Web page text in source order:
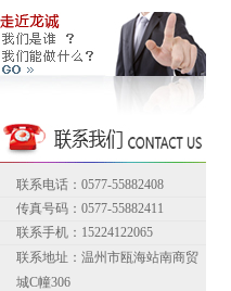
联系电话：0577-55882408
传真号码：0577-55882411
联系手机：15224122065
联系地址：温州市瓯海站南商贸
城C幢306